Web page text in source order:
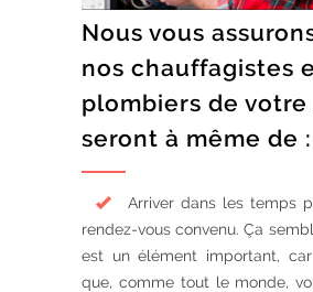
Nous vous
nos chauffagistes
plombiers de votre
seront à même de :
Arriver dans les temps
rendez-vous convenu. Ça
est un élément important,
que, comme tout le monde,